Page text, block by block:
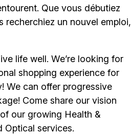
Que vous débutiez
recherchiez un nouvel emploi,
life well. We’re looking for
shopping experience for
We can offer progressive
Come share our vision
our growing Health &
Optical services.